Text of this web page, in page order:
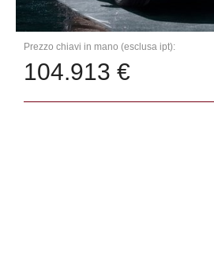
Prezzo chiavi in mano (esclusa ipt):
104.913 €